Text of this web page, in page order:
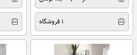
1 فروشگاه